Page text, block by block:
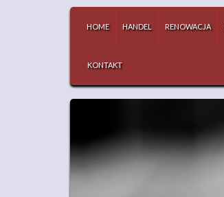
HOME HANDEL RENOWACJA
KONTAKT